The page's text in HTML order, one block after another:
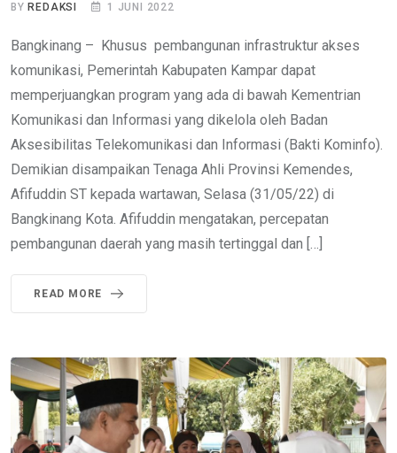
BY REDAKSI 1 JUNI 2022
Bangkinang – Khusus pembangunan infrastruktur akses
komunikasi, Pemerintah Kabupaten Kampar dapat
memperjuangkan program yang ada di bawah Kementrian
Komunikasi dan Informasi yang dikelola oleh Badan
Aksesibilitas Telekomunikasi dan Informasi (Bakti Kominfo).
Demikian disampaikan Tenaga Ahli Provinsi Kemendes,
Afifuddin ST kepada wartawan, Selasa (31/05/22) di
Bangkinang Kota. Afifuddin mengatakan, percepatan
pembangunan daerah yang masih tertinggal dan […]
READ MORE